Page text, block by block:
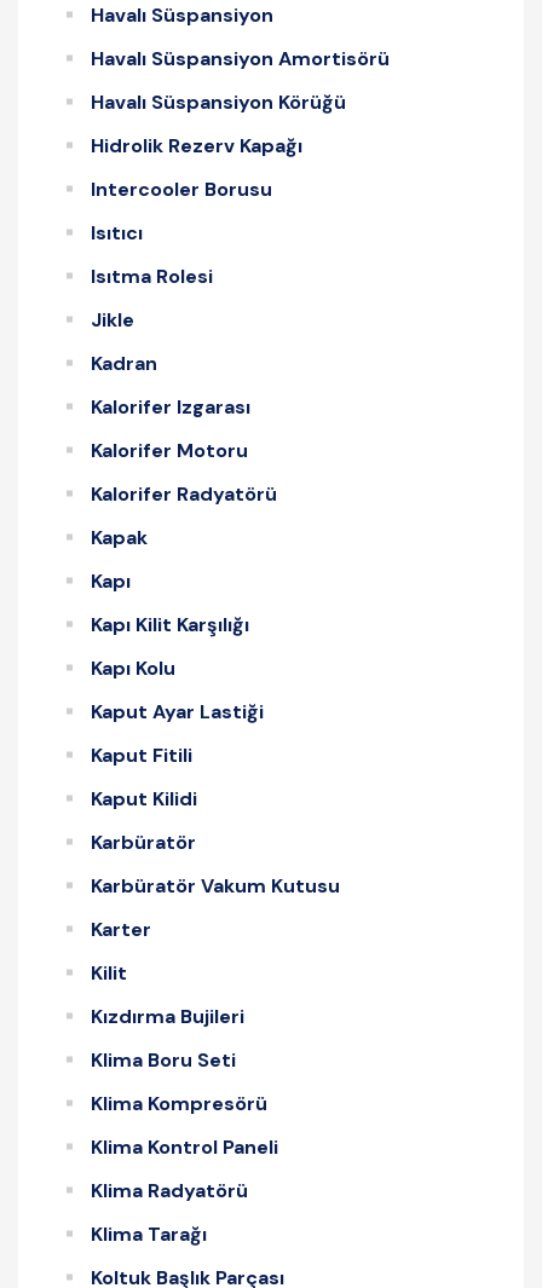
Havalı Süspansiyon
Havalı Süspansiyon Amortisörü
Havalı Süspansiyon Körüğü
Hidrolik Rezerv Kapağı
Intercooler Borusu
Isıtıcı
Isıtma Rolesi
Jikle
Kadran
Kalorifer Izgarası
Kalorifer Motoru
Kalorifer Radyatörü
Kapak
Kapı
Kapı Kilit Karşılığı
Kapı Kolu
Kaput Ayar Lastiği
Kaput Fitili
Kaput Kilidi
Karbüratör
Karbüratör Vakum Kutusu
Karter
Kilit
Kızdırma Bujileri
Klima Boru Seti
Klima Kompresörü
Klima Kontrol Paneli
Klima Radyatörü
Klima Tarağı
Koltuk Başlık Parçası